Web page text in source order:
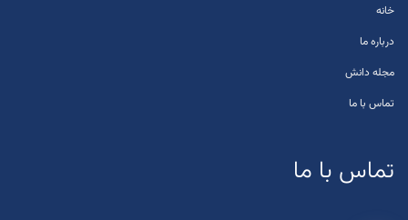
خانه
درباره ما
مجله دانش
تماس با ما
تماس با ما